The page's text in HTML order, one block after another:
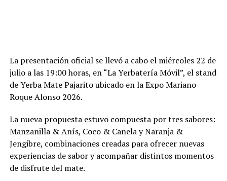
La presentación oficial se llevó a cabo el miércoles 22 de
julio a las 19:00 horas, en “La Yerbatería Móvil”, el stand
de Yerba Mate Pajarito ubicado en la Expo Mariano
Roque Alonso 2026.
La nueva propuesta estuvo compuesta por tres sabores:
Manzanilla & Anís, Coco & Canela y Naranja &
Jengibre, combinaciones creadas para ofrecer nuevas
experiencias de sabor y acompañar distintos momentos
de disfrute del mate.